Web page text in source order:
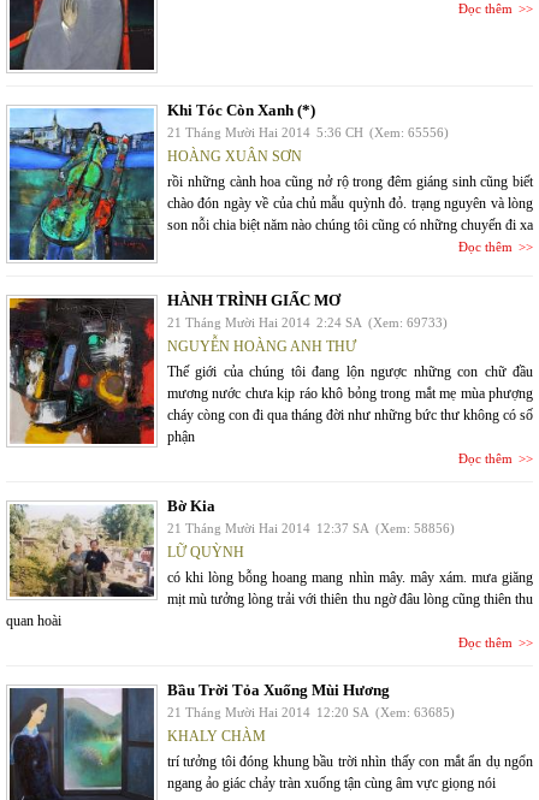
Đọc thêm
Khi Tóc Còn Xanh (*)
21 Tháng Mười Hai 2014 5:36 CH (Xem: 65556)
HOÀNG XUÂN SƠN
rồi những cành hoa cũng nở rộ trong đêm giáng sinh cũng biết
chào đón ngày về của chủ mẫu quỳnh đỏ. trạng nguyên và lòng
son nỗi chia biệt năm nào chúng tôi cũng có những chuyến đi xa
Đọc thêm
HÀNH TRÌNH GIẤC MƠ
21 Tháng Mười Hai 2014 2:24 SA (Xem: 69733)
NGUYỄN HOÀNG ANH THƯ
Thế giới của chúng tôi đang lộn ngược những con chữ đầu
mương nước chưa kịp ráo khô bỏng trong mắt mẹ mùa phượng
cháy còng con đi qua tháng đời như những bức thư không có số
phận
Đọc thêm
Bờ Kia
21 Tháng Mười Hai 2014 12:37 SA (Xem: 58856)
LỮ QUỲNH
có khi lòng bỗng hoang mang nhìn mây. mây xám. mưa giăng
mịt mù tưởng lòng trải với thiên thu ngờ đâu lòng cũng thiên thu
quan hoài
Đọc thêm
Bầu Trời Tỏa Xuống Mùi Hương
21 Tháng Mười Hai 2014 12:20 SA (Xem: 63685)
KHALY CHÀM
trí tưởng tôi đóng khung bầu trời nhìn thấy con mắt ẩn dụ ngổn
ngang ảo giác chảy tràn xuống tận cùng âm vực giọng nói